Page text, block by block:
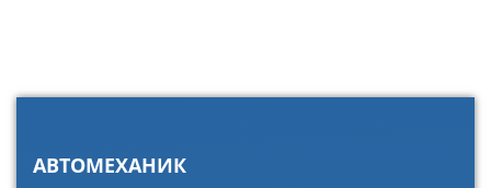
АВТОМЕХАНИК